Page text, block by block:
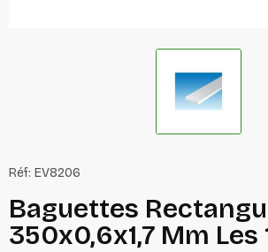
Réf: EV8206
Baguettes
350x0,6x1,7 Mm Les